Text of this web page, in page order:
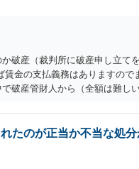
破産（裁判所に破産申し立て
金の支払義務はありますので
破産管財人から（全額は難し
という公的機関が未払賃金の
ー＞ TEL 044-431-8663 相談
たのが正当か不当な処